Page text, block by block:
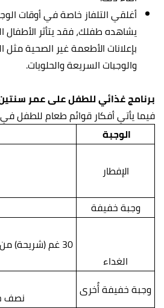
أغلقي التلفاز خاصة في أوقات
يشاهده طفلك، فقد يتأثر
بإعلانات الأطعمة غير الصحية
والوجبات السريعة والحلويات.
برنامج غذائي للطفل على عمر
فيما يأتي أفكار قوائم طعام للطفل
الوجبة
الإفطار
وجبة خفيفة
الغداء
30 غم (شريحة) من
وجبة خفيفة أُخرى
نصف